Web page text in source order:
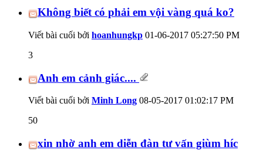
Không biết có phải em vội vàng quá ko?
Viết bài cuối bởi hoanhungkp 01-06-2017 05:27:50 PM
3
Anh em cảnh giác....
Viết bài cuối bởi Minh Long 08-05-2017 01:02:17 PM
50
xin nhờ anh em diễn đàn tư vấn giùm híc